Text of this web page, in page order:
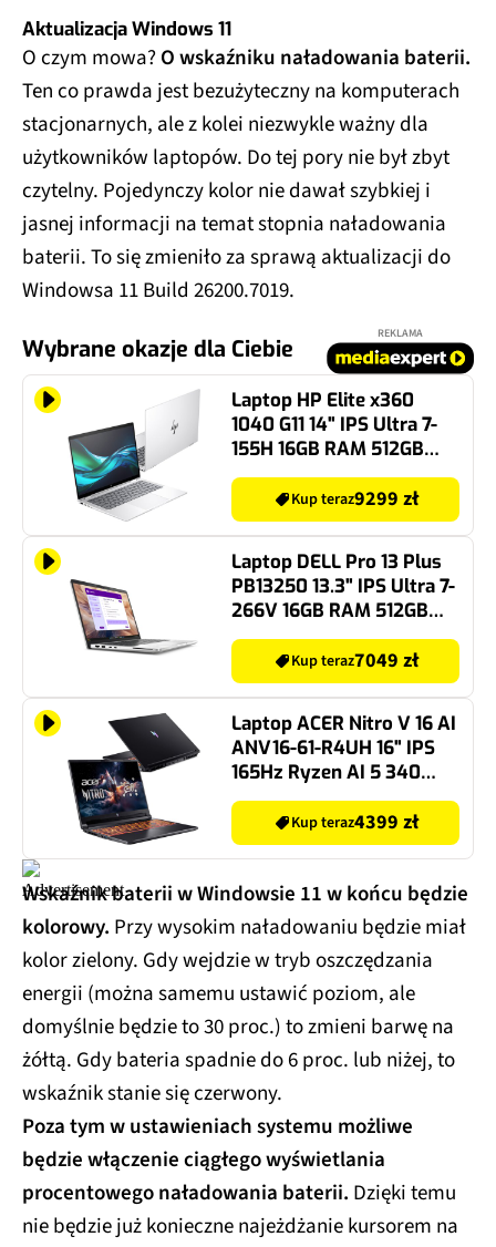
Aktualizacja Windows 11
O czym mowa?O wskaźniku naładowania baterii.
Ten co prawda jest bezużyteczny na komputerach
stacjonarnych, ale z kolei niezwykle ważny dla
użytkowników laptopów. Do tej pory nie był zbyt
czytelny. Pojedynczy kolor nie dawał szybkiej i
jasnej informacji na temat stopnia naładowania
baterii. To się zmieniło za sprawą aktualizacji do
Windowsa 11 Build 26200.7019.
Wybrane okazje dla Ciebie
REKLAMA
Laptop HP Elite x360
1040 G11 14" IPS Ultra 7-
155H 16GB RAM 512GB
SSD Windows 11
Professional, Funkcje AI
Kup teraz9299 zł
Laptop DELL Pro 13 Plus
PB13250 13.3" IPS Ultra 7-
266V 16GB RAM 512GB
SSD Windows 11
Professional, Funkcje AI
Kup teraz7049 zł
Laptop ACER Nitro V 16 AI
ANV16-61-R4UH 16" IPS
165Hz Ryzen AI 5 340
16GB RAM 1TB SSD
GeForce RTX3050 DLSS 2,
Funkcje AI
Kup teraz4399 zł
Wskaźnik baterii w Windowsie 11 w końcu będzie
kolorowy. Przy wysokim naładowaniu będzie miał
kolor zielony. Gdy wejdzie w tryb oszczędzania
energii (można samemu ustawić poziom, ale
domyślnie będzie to 30 proc.) to zmieni barwę na
żółtą. Gdy bateria spadnie do 6 proc. lub niżej, to
wskaźnik stanie się czerwony.
Poza tym w ustawieniach systemu możliwe
będzie włączenie ciągłego wyświetlania
procentowego naładowania baterii. Dzięki temu
nie będzie już konieczne najeżdżanie kursorem na